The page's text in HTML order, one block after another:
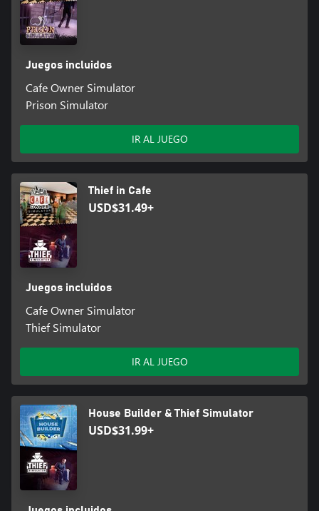
Juegos incluidos
Cafe Owner Simulator
Prison Simulator
IR AL JUEGO
Thief in Cafe
USD$31.49+
Juegos incluidos
Cafe Owner Simulator
Thief Simulator
IR AL JUEGO
House Builder & Thief Simulator
USD$31.99+